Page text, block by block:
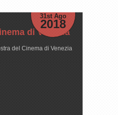
31st Ago
2018
di Venezia
del Cinema di Venezia